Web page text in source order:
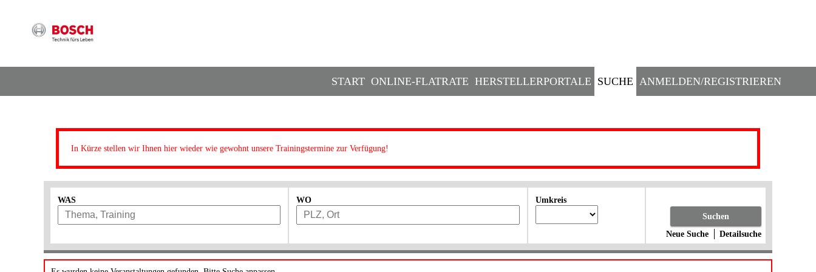
START ONLINE-FLATRATE HERSTELLERPORTALE SUCHE ANMELDEN/REGISTRIEREN
In Kürze stellen wir Ihnen hier wieder wie gewohnt unsere Trainingstermine zur Verfügung!
WAS WO
Umkreis
Suchen
Neue Suche
Detailsuche